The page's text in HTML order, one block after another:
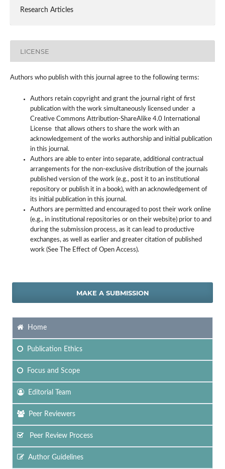
Research Articles
LICENSE
Authors who publish with this journal agree to the following terms:
Authors retain copyright and grant the journal right of first
publication with the work simultaneously licensed under a
Creative Commons Attribution-ShareAlike 4.0 International
License that allows others to share the work with an
acknowledgement of the works authorship and initial publication
in this journal.
Authors are able to enter into separate, additional contractual
arrangements for the non-exclusive distribution of the journals
published version of the work (e.g., post it to an institutional
repository or publish it in a book), with an acknowledgement of
its initial publication in this journal.
Authors are permitted and encouraged to post their work online
(e.g., in institutional repositories or on their website) prior to and
during the submission process, as it can lead to productive
exchanges, as well as earlier and greater citation of published
work (See The Effect of Open Access).
MAKE A SUBMISSION
Home
Publication Ethics
Focusand Scope
Editorial Team
Peer Reviewers
Peer Review Process
Author Guidelines